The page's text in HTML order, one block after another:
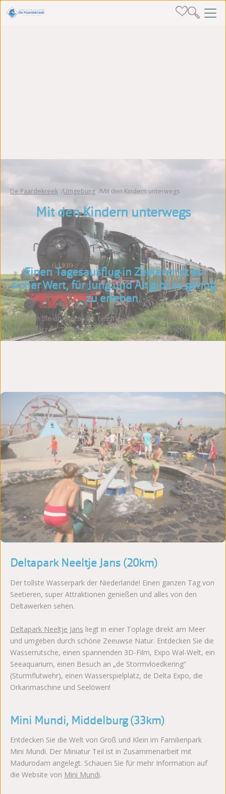
De Paardekreek Umgebung Mit den Kindern unterwegs
Mit den Kindern unterwegs
Einen Tagesausflug in Zeeland ist es
sicher Wert, für Jung und Alt gibt es genug
zu erleben.
Denken Sie an Deltapark Neeltje Jans, Indoor- und Outdoor-
Spielplätzen, Tropical Zoo, den Dampfzug und vieles mehr!
Deltapark Neeltje Jans (20km)
Der tollste Wasserpark der Niederlande! Einen ganzen Tag von
Seetieren, super Attraktionen genießen und alles von den
Deltawerken sehen.
Deltapark Neeltje Jans liegt in einer Toplage direkt am Meer
und umgeben durch schöne Zeeuwse Natur. Entdecken Sie die
Wasserrutsche, einen spannenden 3D-Film, Expo Wal-Welt, ein
Seeaquarium, einen Besuch an „de Stormvloedkering“
(Sturmflutwehr), einen Wasserspielplatz, de Delta Expo, die
Orkanmaschine und Seelöwen!
Mini Mundi, Middelburg (33km)
Entdecken Sie die Welt von Groß und Klein im Familienpark
Mini Mundi. Der Miniatur Teil ist in Zusammenarbeit mit
Madurodam angelegt. Schauen Sie für mehr Information auf
die Website von Mini Mundi.